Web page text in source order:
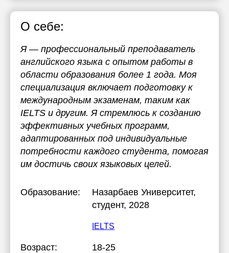
О себе:
Я — профессиональный преподаватель
английского языка с опытом работы в
области образования более 1 года. Моя
специализация включает подготовку к
международным экзаменам, таким как
IELTS и другим. Я стремлюсь к созданию
эффективных учебных программ,
адаптированных под индивидуальные
потребности каждого студента, помогая
им достичь своих языковых целей.
Образование: Назарбаев Университет,
студент, 2028
IELTS
Возраст:
18-25